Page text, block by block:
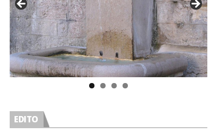
EDITO